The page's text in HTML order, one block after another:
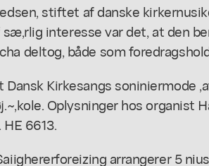
stiftet af danske
sæ,rlig interesse var det, at den
deltog, både som
Dansk Kirkesangs soniniermode
Oplysninger hos organist
6613.
arrangerer 5